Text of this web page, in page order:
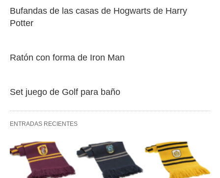
Bufandas de las casas de Hogwarts de Harry
Potter
Ratón con forma de Iron Man
Set juego de Golf para baño
ENTRADAS RECIENTES